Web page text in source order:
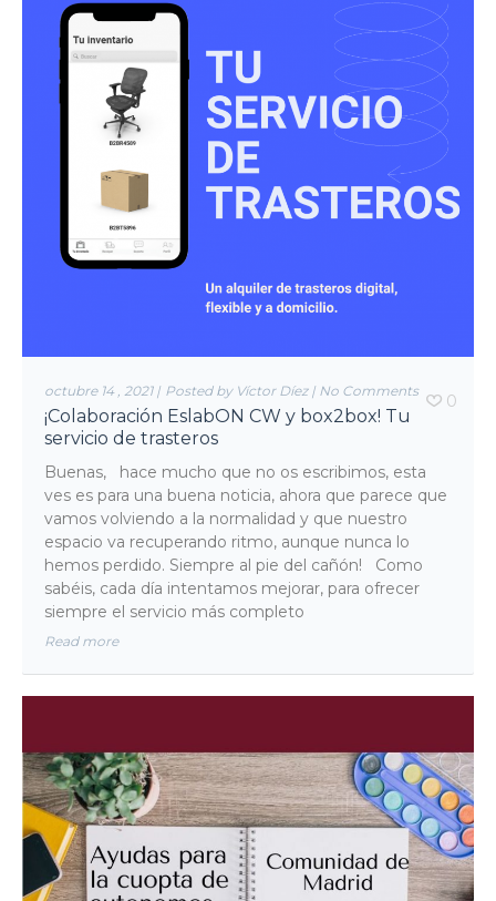
octubre 14 , 2021| Posted by Víctor Díez| No Comments
¡Colaboración EslabON CW y box2box! Tu
servicio de trasteros
Buenas, hace mucho que no os escribimos, esta
ves es para una buena noticia, ahora que parece que
vamos volviendo a la normalidad y que nuestro
espacio va recuperando ritmo, aunque nunca lo
hemos perdido. Siempre al pie del cañón! Como
sabéis, cada día intentamos mejorar, para ofrecer
siempre el servicio más completo
Read more
0